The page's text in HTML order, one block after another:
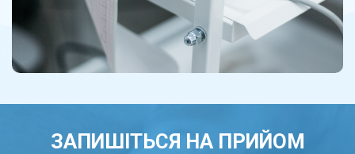
ЗАПИШІТЬСЯ НА ПРИЙОМ